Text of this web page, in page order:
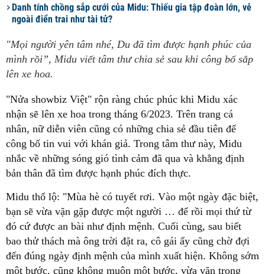
Danh tính chồng sắp cưới của Midu: Thiếu gia tập đoàn lớn, vẻ
ngoài điển trai như tài tử?
"Mọi người yên tâm nhé, Du đã tìm được hạnh phúc của
mình rồi”, Midu viết tâm thư chia sẻ sau khi công bố sắp
lên xe hoa.
"Nửa showbiz Việt" rộn ràng chúc phúc khi Midu xác
nhận sẽ lên xe hoa trong tháng 6/2023. Trên trang cá
nhân, nữ diễn viên cũng có những chia sẻ đầu tiên để
công bố tin vui với khán giả. Trong tâm thư này, Midu
nhắc về những sóng gió tình cảm đã qua và khẳng định
bản thân đã tìm được hạnh phúc đích thực.
Midu thổ lộ: "Mùa hè có tuyết rơi. Vào một ngày đặc biệt,
bạn sẽ vừa vặn gặp được một người … để rồi mọi thứ từ
đó cứ được an bài như định mệnh. Cuối cùng, sau biết
bao thử thách mà ông trời đặt ra, cô gái ấy cũng chờ đợi
đến đúng ngày định mệnh của mình xuất hiện. Không sớm
một bước, cũng không muộn một bước, vừa vặn trong